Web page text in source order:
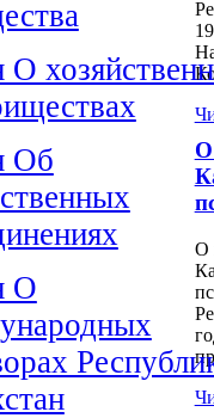
О
Об
О
О
О